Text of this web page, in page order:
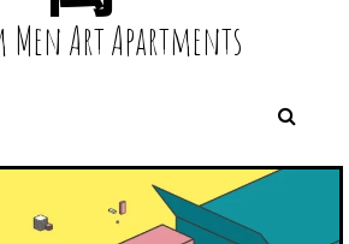
Men Art Apartments